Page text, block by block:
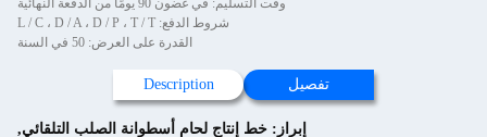
وقت التسليم: في غضون 90 يومًا من الدفعة النهائية
شروط الدفع: L / C ، D / A ، D / P ، T / T
القدرة على العرض: 50 في السنة
تفصيل Description
إبراز: خط إنتاج لحام أسطوانة الصلب التلقائي,